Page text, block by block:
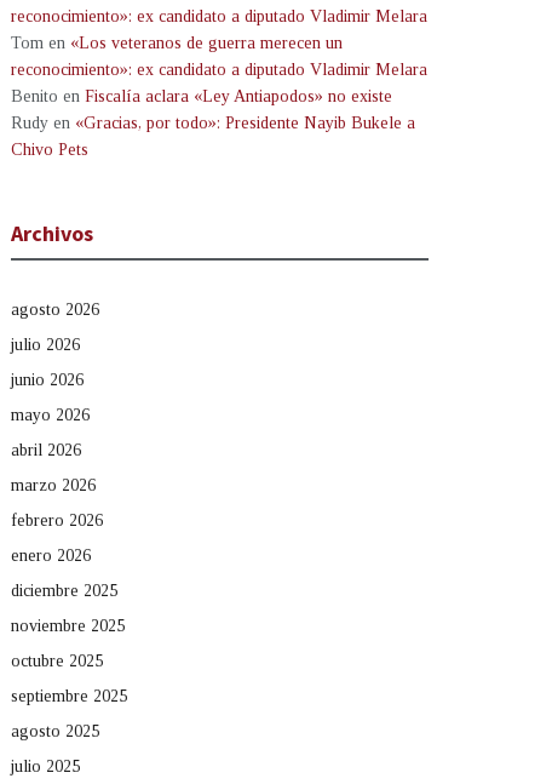
reconocimiento»: ex candidato a diputado Vladimir Melara
Tom en «Los veteranos de guerra merecen un
reconocimiento»: ex candidato a diputado Vladimir Melara
Benito en Fiscalía aclara «Ley Antiapodos» no existe
Rudy en «Gracias, por todo»: Presidente Nayib Bukele a
Chivo Pets
Archivos
agosto 2026
julio 2026
junio 2026
mayo 2026
abril 2026
marzo 2026
febrero 2026
enero 2026
diciembre 2025
noviembre 2025
octubre 2025
septiembre 2025
agosto 2025
julio 2025